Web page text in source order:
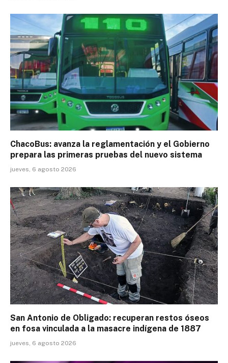
ChacoBus: avanza la reglamentación y el Gobierno
prepara las primeras pruebas del nuevo sistema
jueves, 6 agosto 2026
San Antonio de Obligado: recuperan restos óseos
en fosa vinculada a la masacre indígena de 1887
jueves, 6 agosto 2026